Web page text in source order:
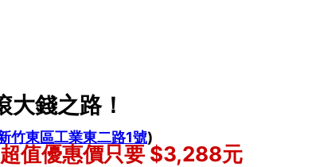
錢之路！
竹東區工業東二路1號)
值優惠價只要 $3,288元